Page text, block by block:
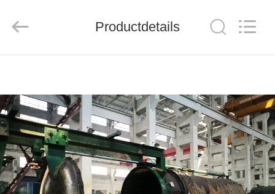
PRODUCTEN
VIDEOS
OVER
LTD..
Productdetails